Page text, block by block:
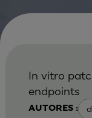
AUTORES :
In vitro
endpoints